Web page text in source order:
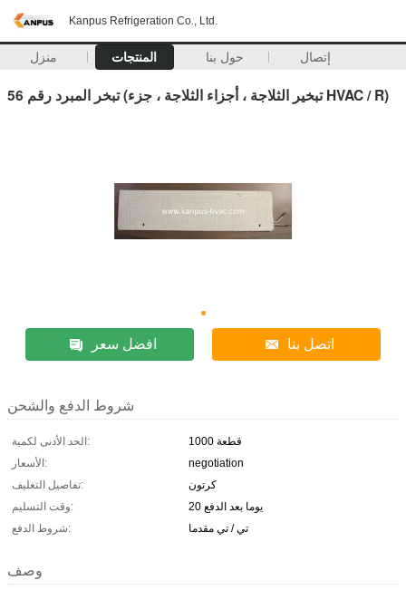
Kanpus Refrigeration Co., Ltd.
منزل المنتجات حول بنا إتصال
تبخر المبرد رقم 56 (تبخير الثلاجة ، أجزاء الثلاجة ، جزء HVAC / R)
افضل سعر اتصل بنا
شروط الدفع والشحن
الحد الأدنى لكمية:
1000 قطعة
الأسعار:
negotiation
تفاصيل التغليف:
كرتون
وقت التسليم:
20 يوما بعد الدفع
شروط الدفع:
تي / تي مقدما
وصف